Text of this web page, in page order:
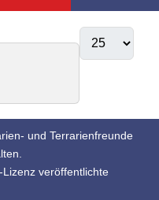
und Terrarienfreunde
Lizenz veröffentlichte